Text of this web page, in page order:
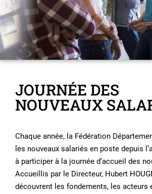
JOURNÉE DES
NOUVEAUX
Chaque année, la Fédération
les nouveaux salariés en poste depuis
à participer à la journée d’accueil des
Accueillis par le Directeur, Hubert
découvrent les fondements, les acteurs